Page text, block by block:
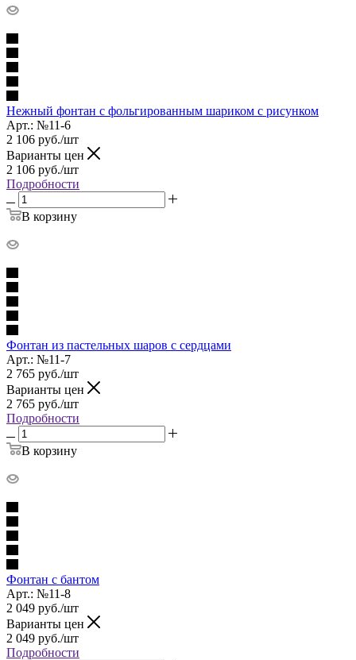
Нежный фонтан с фольгированным шариком с рисунком
Арт.: №11-6
2 106 руб./шт
Варианты цен
2 106 руб./шт
Подробности
В корзину
Фонтан из пастельных шаров с сердцами
Арт.: №11-7
2 765 руб./шт
Варианты цен
2 765 руб./шт
Подробности
В корзину
Фонтан с бантом
Арт.: №11-8
2 049 руб./шт
Варианты цен
2 049 руб./шт
Подробности